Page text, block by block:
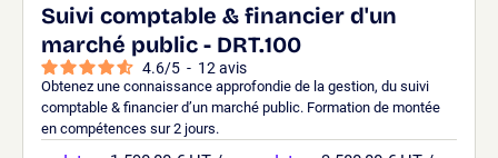
Suivi comptable & financier d'un
marché public - DRT.100
4.6/5 - 12 avis
Obtenez une connaissance approfondie de la gestion, du suivi
comptable & financier d’un marché public. Formation de montée
en compétences sur 2 jours.